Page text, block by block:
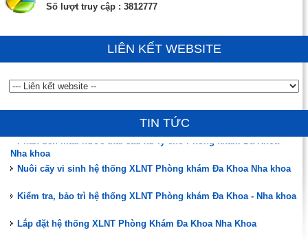
Số lượt truy cập : 3812777
LIÊN KẾT WEBSITE
TIN TỨC
Đào tạo, hướng dẫn vận hành, chuyển giao công nghệ
ĐÃ CÓ HÀNG MÀNG MBR MEMSTAR (SINGAPORE)
Phân tích mẫu nước thải sau xử lý cho Phòng khám Đa Khoa -
Nha khoa
Nuôi cấy vi sinh hệ thống XLNT Phòng khám Đa Khoa Nha khoa
Kiểm tra, bảo trì hệ thống XLNT Phòng khám Đa Khoa - Nha khoa
Lắp đặt hệ thống XLNT Phòng Khám Đa Khoa Nha Khoa